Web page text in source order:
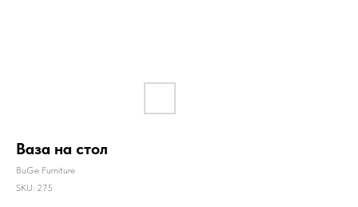
Ваза на стол
BuGe Furniture
SKU: 275